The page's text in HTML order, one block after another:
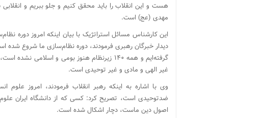
هست و این انقلاب را باید محقق کنیم و جلو ببریم و
مهدی (عج) است.
دیدار خبرگان رهبری فرمودند، دوره نظام‌سازی ما شروع شده
غیر الهی و مادی و غیر توحیدی است.
وی با اشاره به اینکه رهبر انقلاب فرمودند، امروز
ضدتوحیدی است، تصریح کرد: کسی که از دانشگاه ایران
اصول دین ماست، دچار اشکال شده است.